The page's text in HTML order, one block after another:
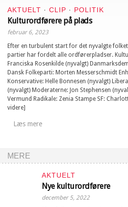
AKTUELT · CLIP · POLITIK
Kulturordførere på plads
februar 6, 2023
Efter en turbulent start for det nyvalgte
partier har fordelt alle ordførerpladser.
Franciska Rosenkilde (nyvalgt)
Dansk Folkeparti: Morten Messerschmidt
Konservative: Helle Bonnesen (nyvalgt)
(nyvalgt) Moderaterne: Jon Stephensen
Vermund Radikale: Zenia Stampe SF:
videre]
Læs mere
MERE
AKTUELT
Nye kulturordførere
december 5, 2022